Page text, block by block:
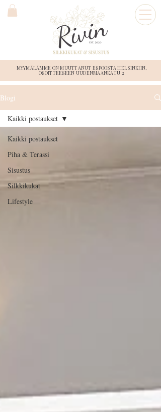
MYYMÄLÄMME ON MUUTTANUT ESPOOSTA HELSINKIIN,
OSOITTEESEEN UUDENMAANKATU 2
Blogi
Kaikki postaukset
Piha & Terassi
Sisustus
Silkkikukat
Lifestyle
Kaikki postaukset